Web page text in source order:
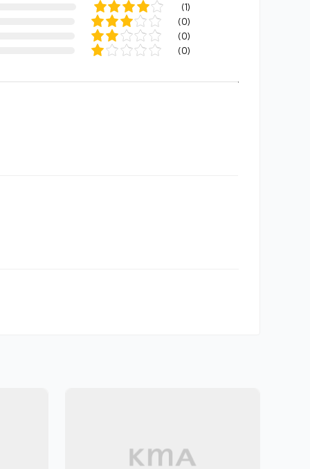
(1)
(0)
(0)
(0)